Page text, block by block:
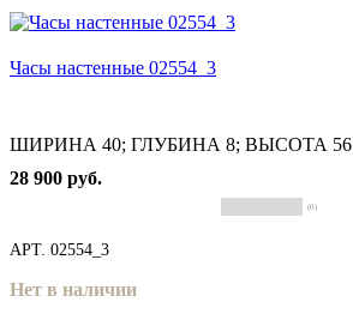
Часы настенные 02554_3
ШИРИНА 40; ГЛУБИНА 8; ВЫСОТА 56
28 900 руб.
(0)
АРТ. 02554_3
Нет в наличии